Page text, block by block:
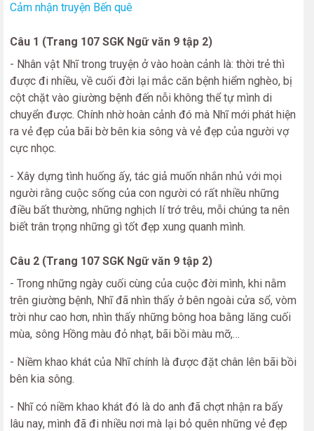
Cảm nhận truyện Bến quê
Câu 1 (Trang 107 SGK Ngữ văn 9 tập 2)
- Nhân vật Nhĩ trong truyện ở vào hoàn cảnh là: thời trẻ thì
được đi nhiều, về cuối đời lại mắc căn bệnh hiểm nghèo, bị
cột chặt vào giường bệnh đến nỗi không thể tự mình di
chuyển được. Chính nhờ hoàn cảnh đó mà Nhĩ mới phát hiện
ra vẻ đẹp của bãi bờ bên kia sông và vẻ đẹp của người vợ
cực nhọc.
- Xây dựng tình huống ấy, tác giả muốn nhắn nhủ với mọi
người rằng cuộc sống của con người có rất nhiều những
điều bất thường, những nghịch lí trớ trêu, mỗi chúng ta nên
biết trân trọng những gì tốt đẹp xung quanh mình.
Câu 2 (Trang 107 SGK Ngữ văn 9 tập 2)
- Trong những ngày cuối cùng của cuộc đời mình, khi nằm
trên giường bệnh, Nhĩ đã nhìn thấy ở bên ngoài cửa sổ, vòm
trời như cao hơn, nhìn thấy những bông hoa bằng lăng cuối
mùa, sông Hồng màu đỏ nhạt, bãi bồi màu mỡ,…
- Niềm khao khát của Nhĩ chính là được đặt chân lên bãi bồi
bên kia sông.
- Nhĩ có niềm khao khát đó là do anh đã chợt nhận ra bấy
lâu nay, mình đã đi nhiều nơi mà lại bỏ quên những vẻ đẹp